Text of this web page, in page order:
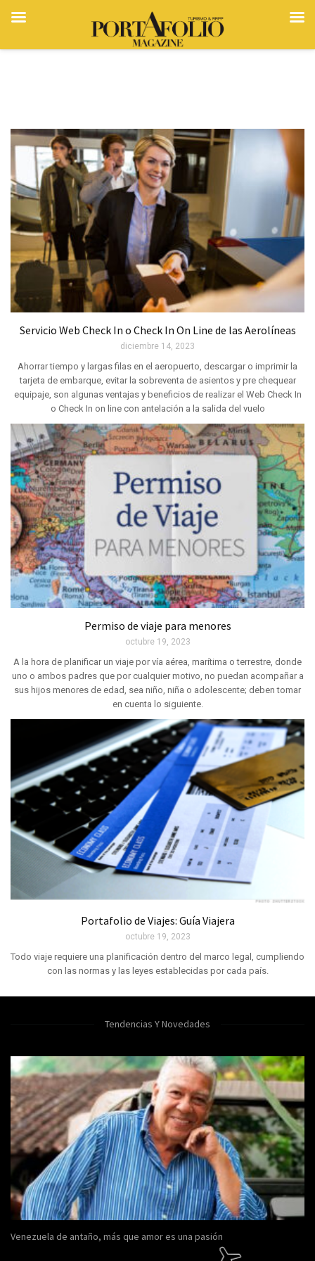
Servicio Web Check In o Check In On Line de las Aerolíneas
diciembre 14, 2023
Ahorrar tiempo y largas filas en el aeropuerto, descargar o imprimir la
tarjeta de embarque, evitar la sobreventa de asientos y pre chequear
equipaje, son algunas ventajas y beneficios de realizar el Web Check In
o Check In on line con antelación a la salida del vuelo
Permiso de viaje para menores
octubre 19, 2023
A la hora de planificar un viaje por vía aérea, marítima o terrestre, donde
uno o ambos padres que por cualquier motivo, no puedan acompañar a
sus hijos menores de edad, sea niño, niña o adolescente; deben tomar
en cuenta lo siguiente.
Portafolio de Viajes: Guía Viajera
octubre 19, 2023
Todo viaje requiere una planificación dentro del marco legal, cumpliendo
con las normas y las leyes establecidas por cada país.
Tendencias Y Novedades
Venezuela de antaño, más que amor es una pasión